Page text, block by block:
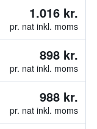
1.016 kr.
pr. nat inkl. moms
898 kr.
pr. nat inkl. moms
988 kr.
pr. nat inkl. moms